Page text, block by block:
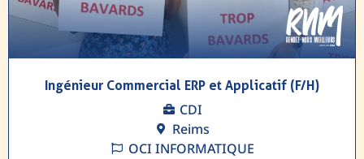
Ingénieur Commercial ERP et Applicatif (F/H)
CDI
Reims
OCI INFORMATIQUE